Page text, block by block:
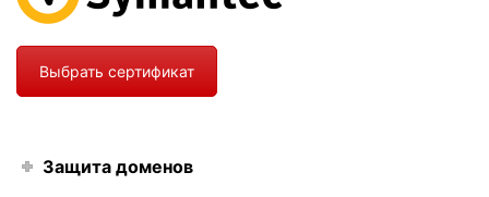
Выбрать сертификат
Защита доменов